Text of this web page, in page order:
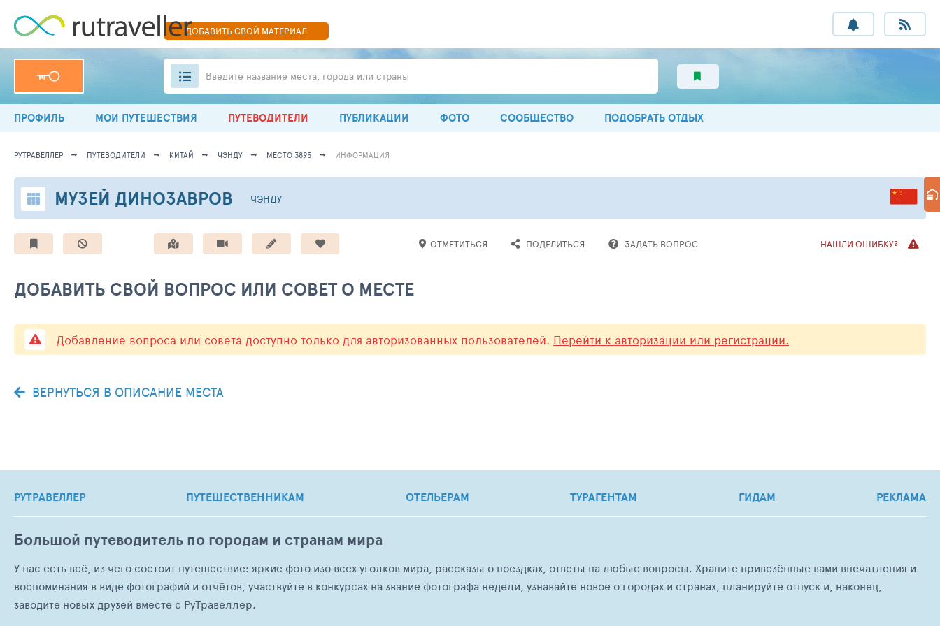
ДОБАВИТЬСВОЙ МАТЕРИАЛ
Введите название места, города или страны
ПРОФИЛЬ МОИ ПУТЕШЕСТВИЯ ПУТЕВОДИТЕЛИ ПУБЛИКАЦИИ ФОТО СООБЩЕСТВО ПОДОБРАТЬ ОТДЫХ
РУТРАВЕЛЛЕР ПУТЕВОДИТЕЛИ КИТАЙ ЧЭНДУ МЕСТО 3895 ИНФОРМАЦИЯ
МУЗЕЙ ДИНОЗАВРОВ ЧЭНДУ
ОТМЕТИТЬСЯ ПОДЕЛИТЬСЯ ЗАДАТЬ ВОПРОС НАШЛИ ОШИБКУ?
ДОБАВИТЬ СВОЙ ВОПРОС ИЛИ СОВЕТ О МЕСТЕ
Добавление вопроса или совета доступно только для авторизованных пользователей. Перейти к авторизации или регистрации.
ВЕРНУТЬСЯ В ОПИСАНИЕ МЕСТА
РУТРАВЕЛЛЕР ПУТЕШЕСТВЕННИКАМ ОТЕЛЬЕРАМ ТУРАГЕНТАМ ГИДАМ РЕКЛАМА
Большой путеводитель по городам и странам мира
У нас есть всё, из чего состоит путешествие: яркие фото изо всех уголков мира, рассказы о поездках, ответы на любые вопросы. Храните привезённые вами впечатления и
воспоминания в виде фотографий и отчётов, участвуйте в конкурсах на звание фотографа недели, узнавайте новое о городах и странах, планируйте отпуск и, наконец,
заводите новых друзей вместе с РуТравеллер.